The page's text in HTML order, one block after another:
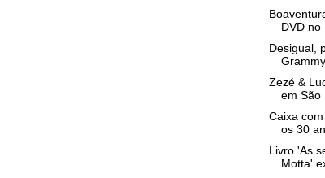
DVD no
Desigual,
Zezé &
em São
Caixa
os 30
Livro 'As
Motta'